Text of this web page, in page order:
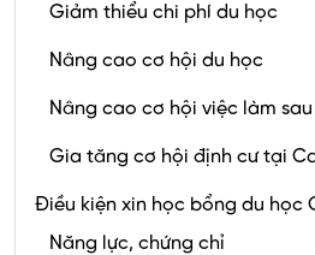
Giảm thiểu chi phí du học
Nâng cao cơ hội du học
Nâng cao cơ hội việc làm
Gia tăng cơ hội định cư tại
Điều kiện xin học bổng du học
Năng lực, chứng chỉ